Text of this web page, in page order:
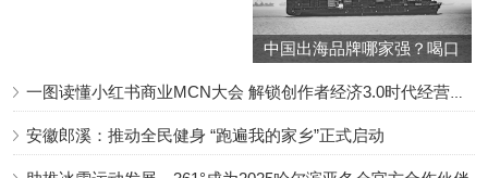
中国出海品牌哪家强？喝口
安徽郎溪：推动全民健身 “跑遍我的家乡”正式启动